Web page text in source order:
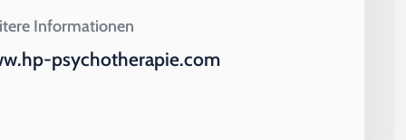
Informationen
psychotherapie.com